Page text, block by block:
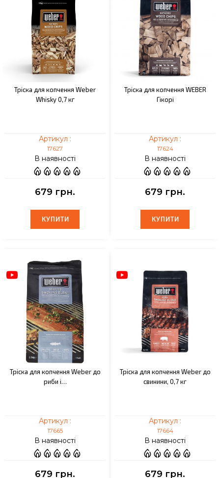
Тріска для копчення Weber
Whisky 0,7 кг
Артикул :
17627
В наявності
679 грн.
КУПИТИ
КУПИТИ
Тріска для копчення WEBER
Гікорі
Артикул :
17624
В наявності
679 грн.
КУПИТИ
КУПИТИ
Тріска для копчення Weber до
риби і…
Артикул :
17665
В наявності
679 грн.
Тріска для копчення Weber до
свинини, 0,7 кг
Артикул :
17664
В наявності
679 грн.